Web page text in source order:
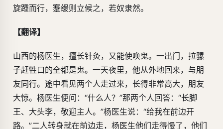
旋踵而行，蹇缓则立候之，若奴隶然。
【翻译】
山西的杨医生，擅长针灸，又能使唤鬼。一出门，拉骡
子赶牲口的全都是鬼。一天夜里，他从外地回来，与朋
友同行。途中看见两个人走过来，长得非常高大，朋友
大惊。杨医生便问：“什么人？”那两个人回答：“长脚
王、大头李，敬迎主人。”杨医生说：“给我在前边开
路。”二人转身就在前边走，杨医生他们走得慢了，他们